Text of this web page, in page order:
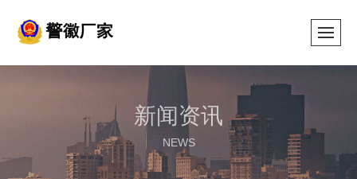
新闻资讯
NEWS